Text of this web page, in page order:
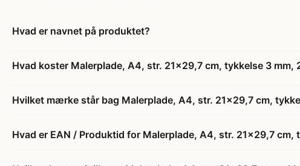
Hvad er navnet på produktet?
Hvad koster Malerplade, A4, str. 21x29,7 cm, tykkelse 3 mm,
Hvilket mærke står bag Malerplade, A4, str. 21x29,7 cm,
Hvad er EAN / Produktid for Malerplade, A4, str. 21x29,7 cm,